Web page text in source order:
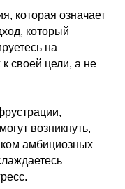
которая означает
который
на
своей цели, а не
возникнуть,
амбициозных